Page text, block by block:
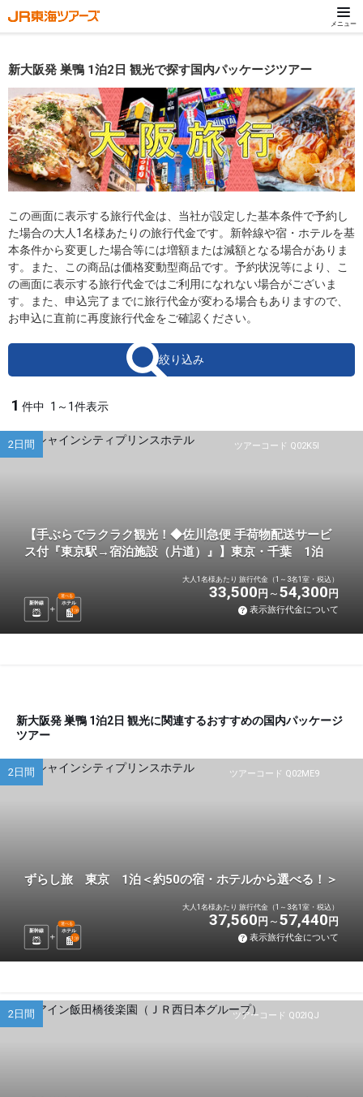
メニュー
新大阪発 巣鴨 1泊2日 観光で探す国内パッケージツアー
この画面に表示する旅行代金は、当社が設定した基本条件で予約し
た場合の大人1名様あたりの旅行代金です。新幹線や宿・ホテルを基
本条件から変更した場合等には増額または減額となる場合がありま
す。また、この商品は価格変動型商品です。予約状況等により、こ
の画面に表示する旅行代金ではご利用になれない場合がございま
す。また、申込完了までに旅行代金が変わる場合もありますので、
お申込に直前に再度旅行代金をご確認ください。
絞り込み
1 件中 1～1件表示
ツアーコード Q02K5I
2日間
【手ぶらでラクラク観光！◆佐川急便 手荷物配送サービ
ス付『東京駅→宿泊施設（片道）』】東京・千葉 1泊
新幹線 ホテル
選べる
1 泊
大人1名様あたり 旅行代金（1～3名1室・税込）
33,500 円 54,300 円
表示旅行代金について
新大阪発 巣鴨 1泊2日 観光に関連するおすすめの国内パッケージ
ツアー
ツアーコード Q02ME9
2日間
ずらし旅 東京 1泊＜約50の宿・ホテルから選べる！＞
新幹線 ホテル
選べる
1 泊
大人1名様あたり 旅行代金（1～3名1室・税込）
37,560 円 57,440 円
表示旅行代金について
ツアーコード Q02IQJ
2日間